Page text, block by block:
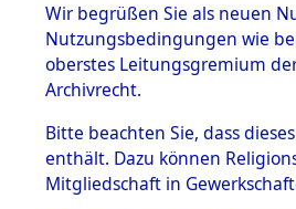
BESTÄNDE
1.
Wir begrüßen Sie als neuen
Nutzungsbedingungen wie
oberstes Leitungsgremium
Archivrecht.
Bitte beachten Sie, dass
enthält. Dazu können
Mitgliedschaft in